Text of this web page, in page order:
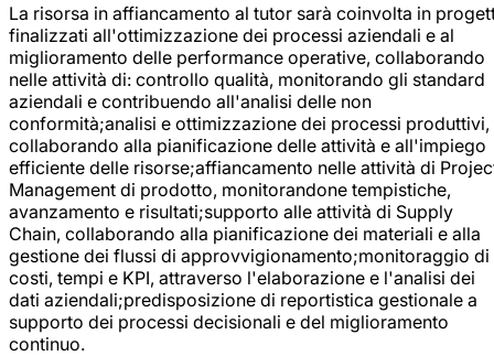
La risorsa in affiancamento al tutor sarà coinvolta in
finalizzati all'ottimizzazione dei processi aziendali e al
miglioramento delle performance operative, collaborando
nelle attività di: controllo qualità, monitorando gli standard
aziendali e contribuendo all'analisi delle non
conformità;analisi e ottimizzazione dei processi produttivi,
collaborando alla pianificazione delle attività e all'impiego
efficiente delle risorse;affiancamento nelle attività di
Management di prodotto, monitorandone tempistiche,
avanzamento e risultati;supporto alle attività di Supply
Chain, collaborando alla pianificazione dei materiali e alla
gestione dei flussi di approvvigionamento;monitoraggio di
costi, tempi e KPI, attraverso l'elaborazione e l'analisi dei
dati aziendali;predisposizione di reportistica gestionale a
supporto dei processi decisionali e del miglioramento
continuo.